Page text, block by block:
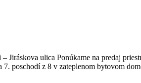
Jiráskova ulica Ponúkame na predaj
poschodí z 8 v zateplenom bytovom